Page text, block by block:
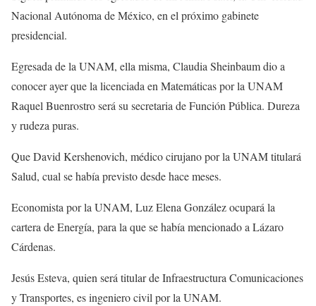
Nacional Autónoma de México, en el próximo gabinete
presidencial.
Egresada de la UNAM, ella misma, Claudia Sheinbaum dio a
conocer ayer que la licenciada en Matemáticas por la UNAM
Raquel Buenrostro será su secretaria de Función Pública. Dureza
y rudeza puras.
Que David Kershenovich, médico cirujano por la UNAM titulará
Salud, cual se había previsto desde hace meses.
Economista por la UNAM, Luz Elena González ocupará la
cartera de Energía, para la que se había mencionado a Lázaro
Cárdenas.
Jesús Esteva, quien será titular de Infraestructura Comunicaciones
y Transportes, es ingeniero civil por la UNAM.